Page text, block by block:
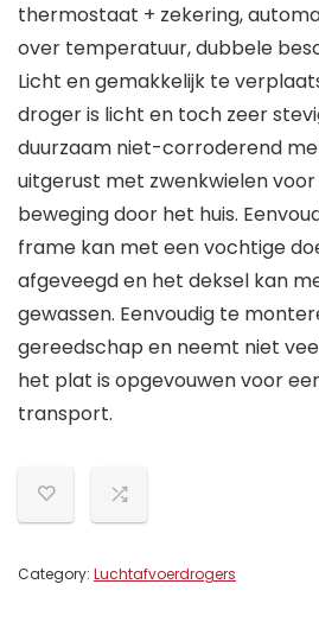
thermostaat + zekering,
over temperatuur, dubbele
Licht en gemakkelijk te
droger is licht en toch zeer
duurzaam niet-corroderend
uitgerust met zwenkwielen
beweging door het huis.
frame kan met een vochtige
afgeveegd en het deksel kan
gewassen. Eenvoudig te
gereedschap en neemt niet
het plat is opgevouwen voor
transport.
Category: Luchtafvoerdrogers